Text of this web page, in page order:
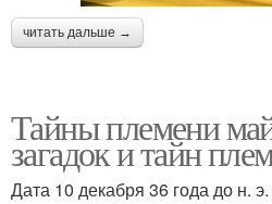
читать дальше →
Тайны племени
загадок и тайн
Дата 10 декабря 36 года до н.